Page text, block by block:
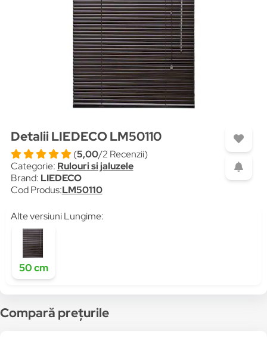
Detalii LIEDECO LM50110
(5,00/2 Recenzii)
Categorie: Rulouri si jaluzele
Brand: LIEDECO
Cod Produs:LM50110
Alte versiuni Lungime:
50 cm
Compară prețurile